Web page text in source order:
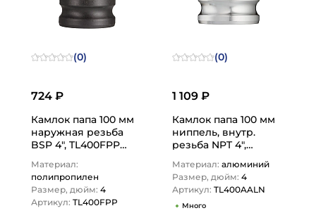
(0)
724 ₽
Камлок папа 100 мм
наружная резьба
BSP 4", TL400FPP
Материал:
полипропилен
Размер, дюйм: 4
Артикул: TL400FPP
(0)
1 109 ₽
Камлок папа 100 мм
ниппель, внутр.
резьба NPT 4",
LOCK
Материал: алюминий
Размер, дюйм: 4
Артикул: TL400AALN
Много